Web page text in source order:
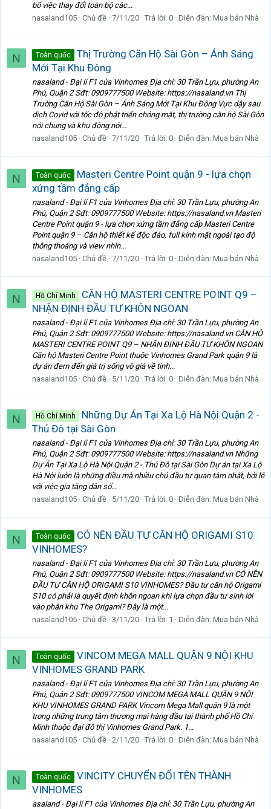
bố việc thay đổi toàn bộ các...
nasaland105 Chủ đề 7/11/20 Trả lời: 0 Diễn đàn: Mua bán Nhà
N Toàn quốc
Thị Trường Căn Hộ Sài Gòn – Ánh Sáng
Mới Tại Khu Đông
nasaland - Đại lí F1 của Vinhomes Địa chỉ: 30 Trần Lựu, phường An
Phú, Quận 2 Sđt: 0909777500 Website: https://nasaland.vn Thị
Trường Căn Hộ Sài Gòn – Ánh Sáng Mới Tại Khu Đông Vực dậy sau
dịch Covid với tốc độ phát triển chóng mặt, thị trường căn hộ Sài Gòn
nói chung và khu đông nói...
nasaland105 Chủ đề 7/11/20 Trả lời: 0 Diễn đàn: Mua bán Nhà
N Toàn quốc
Masteri Centre Point quận 9 - lựa chọn
xứng tầm đẳng cấp
nasaland - Đại lí F1 của Vinhomes Địa chỉ: 30 Trần Lựu, phường An
Phú, Quận 2 Sđt: 0909777500 Website: https://nasaland.vn Masteri
Centre Point quận 9 - lựa chọn xứng tầm đẳng cấp Masteri Centre
Point quận 9 – Căn hộ thiết kế độc đáo, full kính mặt ngoài tạo độ
thông thoáng và view nhìn...
nasaland105 Chủ đề 7/11/20 Trả lời: 0 Diễn đàn: Mua bán Nhà
N Hồ Chí Minh
CĂN HỘ MASTERI CENTRE POINT Q9 –
NHẬN ĐỊNH ĐẦU TƯ KHÔN NGOAN
nasaland - Đại lí F1 của Vinhomes Địa chỉ: 30 Trần Lựu, phường An
Phú, Quận 2 Sđt: 0909777500 Website: https://nasaland.vn CĂN HỘ
MASTERI CENTRE POINT Q9 – NHẬN ĐỊNH ĐẦU TƯ KHÔN NGOAN
Căn hộ Masteri Centre Point thuộc Vinhomes Grand Park quận 9 là
dự án đem đến giá trị sống vô giá về tinh...
nasaland105 Chủ đề 5/11/20 Trả lời: 0 Diễn đàn: Mua bán Nhà
N Hồ Chí Minh
Những Dự Án Tại Xa Lộ Hà Nội Quận 2 -
Thủ Đô tại Sài Gòn
nasaland - Đại lí F1 của Vinhomes Địa chỉ: 30 Trần Lựu, phường An
Phú, Quận 2 Sđt: 0909777500 Website: https://nasaland.vn Những
Dự Án Tại Xa Lộ Hà Nội Quận 2 - Thủ Đô tại Sài Gòn Dự án tại Xa Lộ
Hà Nội luôn là những điều mà nhiều chủ đầu tư quan tâm nhất, bởi lẽ
với việc gia tăng dân số...
nasaland105 Chủ đề 5/11/20 Trả lời: 0 Diễn đàn: Mua bán Nhà
N Toàn quốc
CÓ NÊN ĐẦU TƯ CĂN HỘ ORIGAMI S10
VINHOMES?
nasaland - Đại lí F1 của Vinhomes Địa chỉ: 30 Trần Lựu, phường An
Phú, Quận 2 Sđt: 0909777500 Website: https://nasaland.vn CÓ NÊN
ĐẦU TƯ CĂN HỘ ORIGAMI S10 VINHOMES? Đầu tư căn hộ Origami
S10 có phải là quyết định khôn ngoan khi lựa chọn đầu tư sinh lời
vào phân khu The Origami? Đây là một...
nasaland105 Chủ đề 3/11/20 Trả lời: 1 Diễn đàn: Mua bán Nhà
N Toàn quốc
VINCOM MEGA MALL QUẬN 9 NỘI KHU
VINHOMES GRAND PARK
nasaland - Đại lí F1 của Vinhomes Địa chỉ: 30 Trần Lựu, phường An
Phú, Quận 2 Sđt: 0909777500 VINCOM MEGA MALL QUẬN 9 NỘI
KHU VINHOMES GRAND PARK Vincom Mega Mall quận 9 là một
trong những trung tâm thương mại hàng đầu tại thành phố Hồ Chí
Minh thuộc đại đô thị Vinhomes Grand Park. 1...
nasaland105 Chủ đề 2/11/20 Trả lời: 0 Diễn đàn: Mua bán Nhà
N Toàn quốc
VINCITY CHUYỂN ĐỔI TÊN THÀNH
VINHOMES
asaland - Đại lí F1 của Vinhomes Địa chỉ: 30 Trần Lựu, phường An